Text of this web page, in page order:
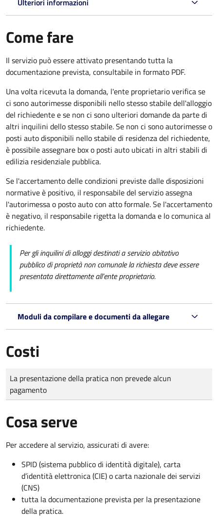
Come fare
Il servizio può essere attivato presentando tutta la
documentazione prevista, consultabile in formato PDF.
Una volta ricevuta la domanda, l'ente proprietario verifica se
ci sono autorimesse disponibili nello stesso stabile dell'alloggio
del richiedente e se non ci sono ulteriori domande da parte di
altri inquilini dello stesso stabile.Se non ci sono autorimesse o
posti auto disponibili nello stabile di residenza del richiedente,
è possibile assegnare box o posti auto ubicati in altri stabili di
edilizia residenziale pubblica.
Se l'accertamento delle condizioni previste dalle disposizioni
normative è positivo, il responsabile del servizio assegna
l'autorimessa o posto auto con atto formale. Se l'accertamento
è negativo, il responsabile rigetta la domanda e lo comunica al
richiedente.
Per gli inquilini di alloggi destinati a servizio abitativo
pubblico di proprietà non comunale la richiesta deve essere
presentata direttamente all’ente proprietario.
Moduli da compilare e documenti da allegare
Costi
Tipo di pagamento
Importo
La presentazione della pratica non prevede alcun
pagamento
Cosa serve
Per accedere al servizio, assicurati di avere:
SPID (sistema pubblico di identità digitale), carta
d’identità elettronica (CIE) o carta nazionale dei servizi
(CNS)
tutta la documentazione prevista per la presentazione
della pratica.